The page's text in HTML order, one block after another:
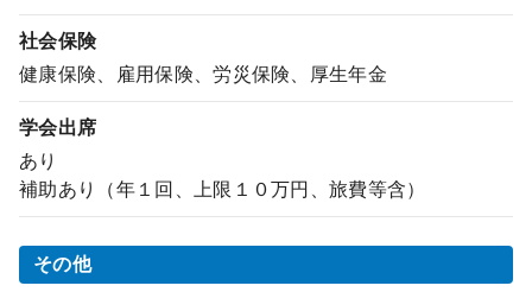
社会保険
健康保険、雇用保険、労災保険、厚生年金
学会出席
あり
補助あり（年１回、上限１０万円、旅費等含）
その他